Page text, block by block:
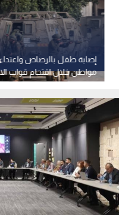
إصابة طفل بالرصاص
مواطن خلال اقتحام قوات
جنين